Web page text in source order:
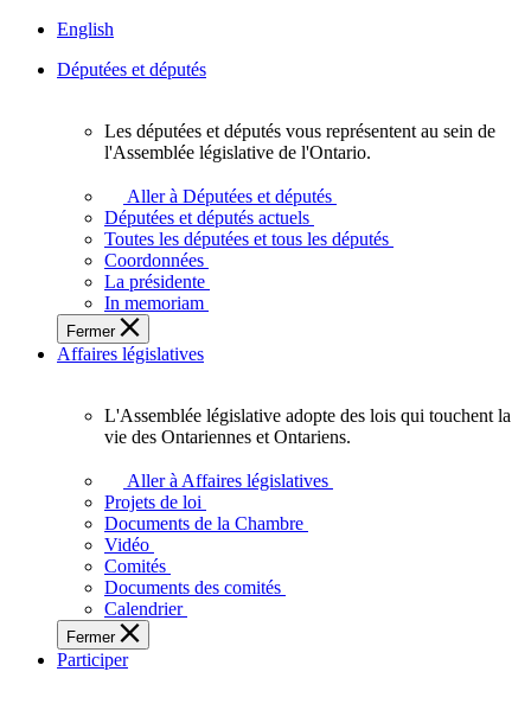
English
Députées et députés
députés
vous
représentent
sein
de
l'Assemblée
législative
l'Ontario.
Les députées et députés vous représentent au sein de
l'Assemblée législative de l'Ontario.
Aller à Députées et députés
Députées et députés actuels
Toutes les députées et tous les députés
Coordonnées
La présidente
In memoriam
Fermer
Affaires législatives
L'Assemblée
adopte
touchent
des
Ontariennes
et
L'Assemblée législative adopte des lois qui touchent la
vie des Ontariennes et Ontariens.
Aller à Affaires législatives
Projets de loi
Documents de la Chambre
Vidéo
Comités
Documents des comités
Calendrier
Fermer
Participer